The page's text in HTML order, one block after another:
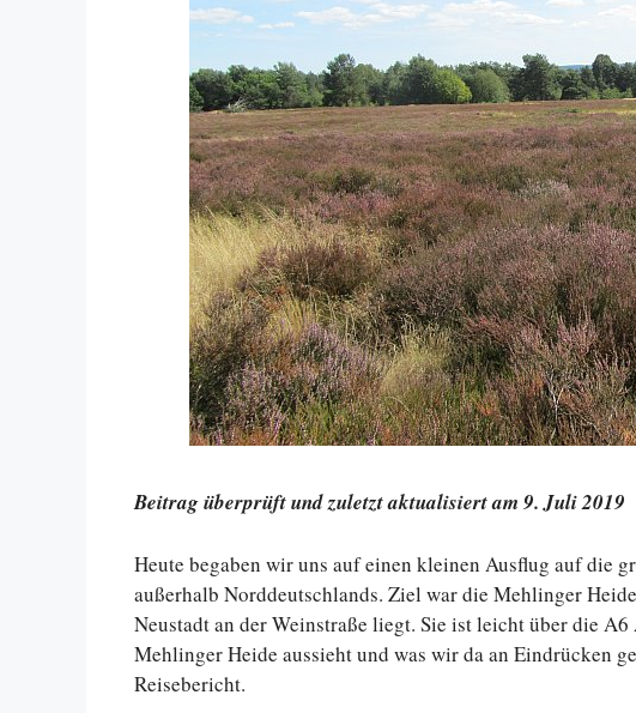
Beitrag überprüft und zuletzt aktualisiert am 9. Juli 2019
Heute begaben wir uns auf einen kleinen Ausflug auf die
außerhalb Norddeutschlands. Ziel war die Mehlinger
Neustadt an der Weinstraße liegt. Sie ist leicht über die
Mehlinger Heide aussieht und was wir da an Eindrücken
Reisebericht.